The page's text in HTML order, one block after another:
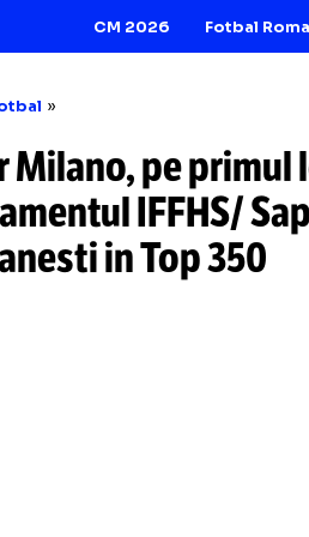
CM 2026
Arhiva fotbal
Inter Milano, pe
clasamentul
romanesti in Top